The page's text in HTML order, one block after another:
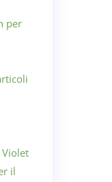
per
il